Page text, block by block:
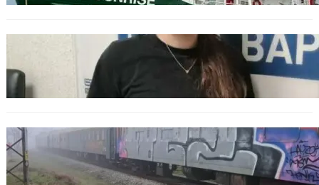
ОБЩЕСТВО
Варненска ученичка създаде интерактивна
карта за сигнали за проблеми с боклука
ОБЩЕСТВО
Бързият влак София – Варна блъсна и уби
жена край гара Бутово